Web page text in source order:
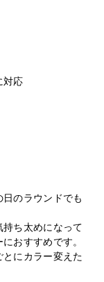
対応
のラウンドでも
ち太めになって
おすすめです。
にカラー変えた